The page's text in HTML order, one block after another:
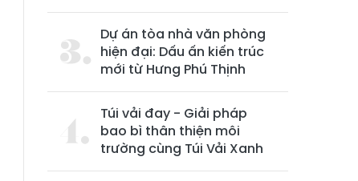
Dự án tòa nhà văn phòng
hiện đại: Dấu ấn kiến trúc
mới từ Hưng Phú Thịnh
Túi vải đay - Giải pháp
bao bì thân thiện môi
trường cùng Túi Vải Xanh